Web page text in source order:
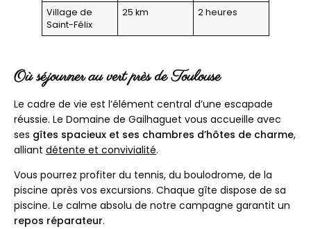
Village de
Saint-Félix
25 km 2 heures
Où séjourner au vert près de Toulouse
Le cadre de vie est l’élément central d’une escapade
réussie. Le Domaine de Gailhaguet vous accueille avec
ses gîtes spacieux et ses chambres d’hôtes de charme,
alliant détente et convivialité.
Vous pourrez profiter du tennis, du boulodrome, de la
piscine après vos excursions. Chaque gîte dispose de sa
piscine. Le calme absolu de notre campagne garantit un
repos réparateur.